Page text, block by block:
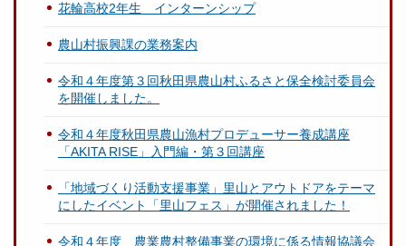
花輪高校2年生 インターンシップ
農山村振興課の業務案内
令和４年度第３回秋田県農山村ふるさと保全検討委員会
を開催しました。
令和４年度秋田県農山漁村プロデューサー養成講座
「AKITA RISE」入門編・第３回講座
「地域づくり活動支援事業」里山とアウトドアをテーマ
にしたイベント「里山フェス」が開催されました！
令和４年度 農業農村整備事業の環境に係る情報協議会